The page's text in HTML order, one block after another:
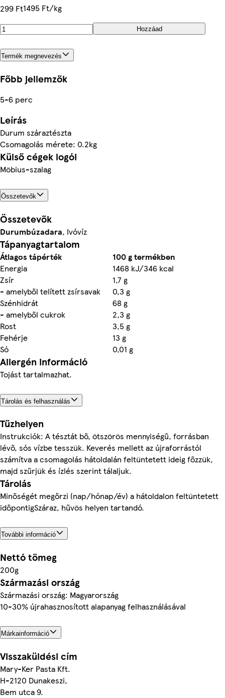
299 Ft1495 Ft/kg
Hozzáad
Termék megnevezés
Főbb jellemzők
5-6 perc
Leírás
Durum száraztészta
Csomagolás mérete: 0.2kg
Külső cégek logói
Möbius-szalag
Összetevők
Összetevők
Durumbúzadara, Ivóvíz
Tápanyagtartalom
Átlagos tápérték
100 g termékben
Energia
1468 kJ/346 kcal
Zsír
1,7 g
- amelyből telített zsírsavak
0,3 g
Szénhidrát
68 g
- amelyből cukrok
2,3 g
Rost
3,5 g
Fehérje
13 g
Só
0,01 g
Allergén információ
Tojást tartalmazhat.
Tárolás és felhasználás
Tűzhelyen
Instrukciók: A tésztát bő, ötszörös mennyiségű, forrásban
lévő, sós vízbe tesszük. Keverés mellett az újraforrástól
számítva a csomagolás hátoldalán feltüntetett ideig főzzük,
majd szűrjük és ízlés szerint tálaljuk.
Tárolás
Minőségét megőrzi (nap/hónap/év) a hátoldalon feltüntetett
időpontigSzáraz, hűvös helyen tartandó.
További információ
Nettó tömeg
200g
Származási ország
Származási ország: Magyarország
10-30% újrahasznosított alapanyag felhasználásával
Márkainformáció
Visszaküldési cím
Mary-Ker Pasta Kft.
H-2120 Dunakeszi,
Bem utca 9.